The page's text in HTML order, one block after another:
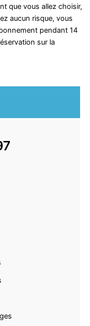
que vous allez choisir,
aucun risque, vous
pendant 14
sur la